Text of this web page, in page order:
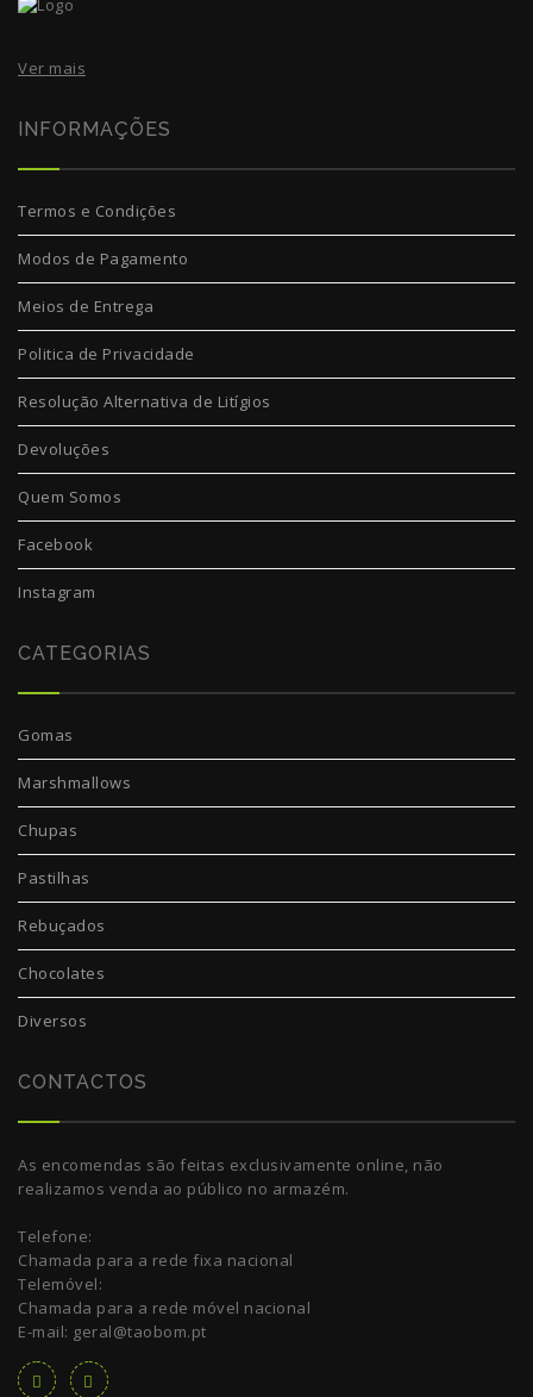
Ver mais
INFORMAÇÕES
Termos e Condições
Modos de Pagamento
Meios de Entrega
Politica de Privacidade
Resolução Alternativa de Litígios
Devoluções
Quem Somos
Facebook
Instagram
CATEGORIAS
Gomas
Marshmallows
Chupas
Pastilhas
Rebuçados
Chocolates
Diversos
CONTACTOS
As encomendas são feitas exclusivamente online, não
realizamos venda ao público no armazém.
Telefone:
Chamada para a rede fixa nacional
Telemóvel:
Chamada para a rede móvel nacional
E-mail: geral@taobom.pt